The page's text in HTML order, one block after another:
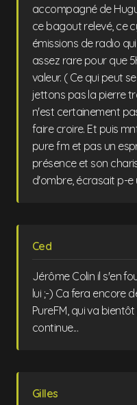
accompagné de
ce bagout relevé, ce
émissions de radio
assez rare pour que
valeur. ( Ce qui peut
jettons pas la pierre
n'est certainement
faire croire. Et puis
pure fm et pas un
présence et son
d'ombre, écrasait p-e
Ced
Jérôme Colin il s'en
lui ;-) Ca fera encore
PureFM, qui va
continue...
Gilles